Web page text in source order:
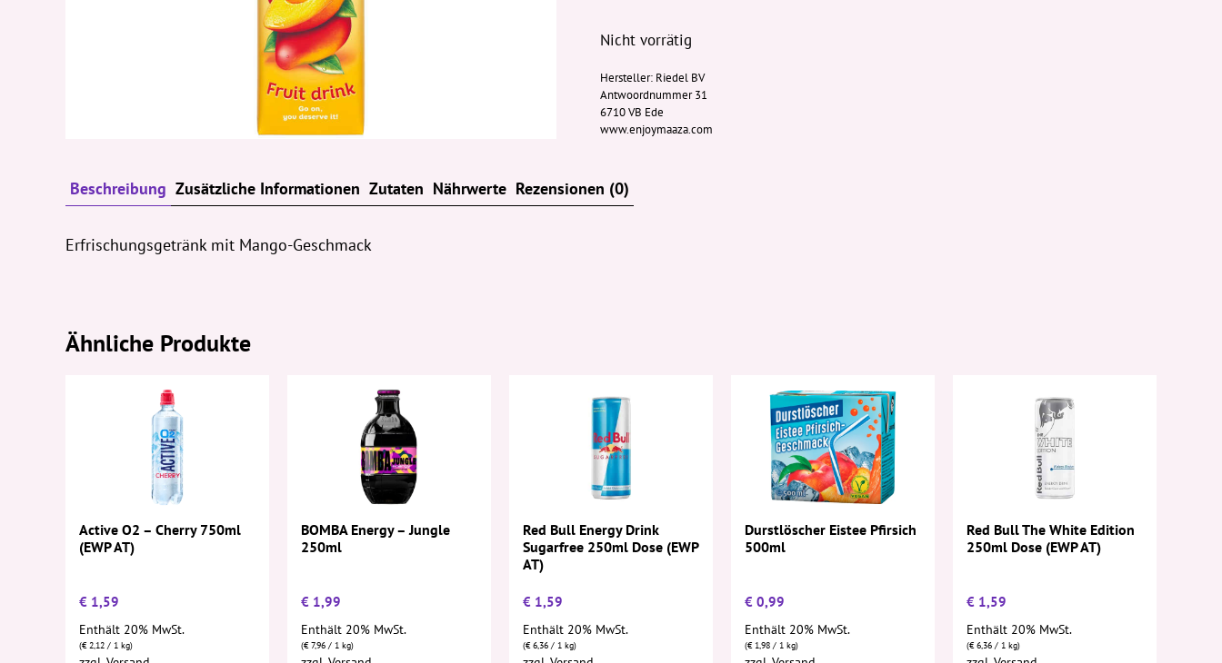
Nicht vorrätig
Hersteller: Riedel BV
Antwoordnummer 31
6710 VB Ede
www.enjoymaaza.com
Beschreibung Zusätzliche Informationen Zutaten Nährwerte Rezensionen (0)
Erfrischungsgetränk mit Mango-Geschmack
Ähnliche Produkte
Active O2 – Cherry 750ml
(EWP AT)
€ 1,59
Enthält 20% MwSt.
(€2,12 / 1 kg)
BOMBA Energy – Jungle
250ml
€ 1,99
Enthält 20% MwSt.
(€7,96 / 1 kg)
Red Bull Energy Drink
Sugarfree 250ml Dose (EWP
AT)
€ 1,59
Enthält 20% MwSt.
(€6,36 / 1 kg)
Durstlöscher Eistee Pfirsich
500ml
€ 0,99
Enthält 20% MwSt.
(€1,98 / 1 kg)
Red Bull The White Edition
250ml Dose (EWP AT)
€ 1,59
Enthält 20% MwSt.
(€6,36 / 1 kg)